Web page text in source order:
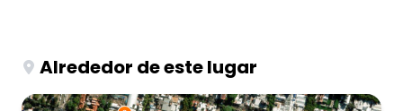
Alrededor de este lugar